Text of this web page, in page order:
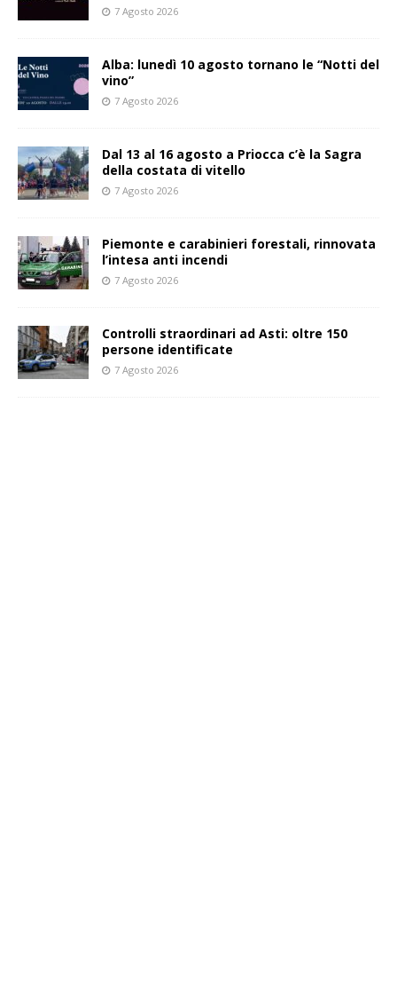
7 Agosto 2026
Alba: lunedì 10 agosto tornano le “Notti del
vino”
7 Agosto 2026
Dal 13 al 16 agosto a Priocca c’è la Sagra
della costata di vitello
7 Agosto 2026
Piemonte e carabinieri forestali, rinnovata
l’intesa anti incendi
7 Agosto 2026
Controlli straordinari ad Asti: oltre 150
persone identificate
7 Agosto 2026